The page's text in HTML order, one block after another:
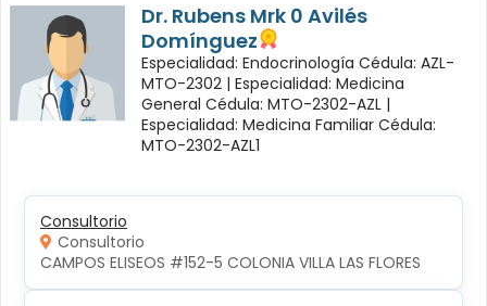
Dr. Rubens Mrk 0 Avilés
Domínguez
Especialidad: Endocrinología Cédula: AZL-
MTO-2302 | Especialidad: Medicina
General Cédula: MTO-2302-AZL |
Especialidad: Medicina Familiar Cédula:
MTO-2302-AZL1
Consultorio
Consultorio
CAMPOS ELISEOS #152-5 COLONIA VILLA LAS FLORES